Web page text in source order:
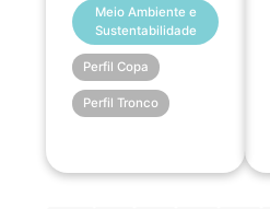
Meio Ambiente e
Sustentabilidade
Perfil Copa
Perfil Tronco